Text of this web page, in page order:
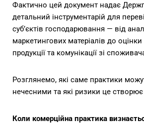
Фактично цей документ надає
детальний інструментарій для
суб’єктів господарювання — від
маркетингових матеріалів до
продукції та комунікації зі
Розглянемо, які саме практики
нечесними та які ризики це створює
Коли комерційна практика